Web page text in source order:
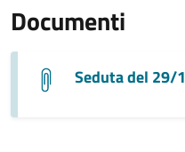
Documenti
Seduta del 29/